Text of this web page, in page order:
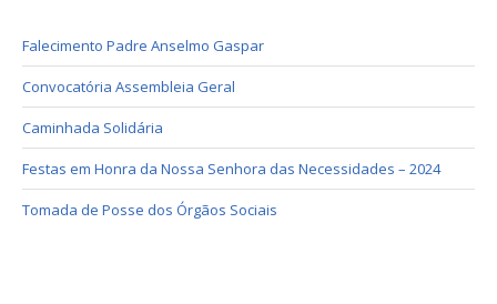
Falecimento Padre Anselmo Gaspar
Convocatória Assembleia Geral
Caminhada Solidária
Festas em Honra da Nossa Senhora das Necessidades – 2024
Tomada de Posse dos Órgãos Sociais